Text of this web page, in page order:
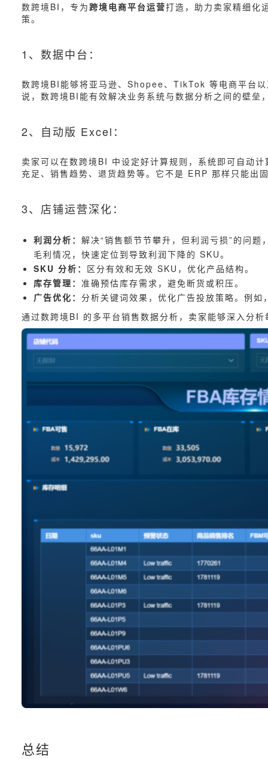
数跨境BI，专为跨境电商平台运营打造，助力卖家精细化
策。
1、数据中台：
数跨境BI能够将亚马逊、Shopee、TikTok 等电商平台
说，数跨境BI能有效解决业务系统与数据分析之间的壁垒
2、自动版 Excel：
卖家可以在数跨境BI 中设定好计算规则，系统即可自动
充足、销售趋势、退货趋势等。它不是 ERP 那样只能出
3、店铺运营深化：
利润分析： 解决“销售额节节攀升，但利润亏损”的问
毛利情况，快速定位到导致利润下降的 SKU。
SKU 分析： 区分有效和无效 SKU，优化产品结构。
库存管理： 准确预估库存需求，避免断货或积压。
广告优化： 分析关键词效果，优化广告投放策略。例
通过数跨境BI 的多平台销售数据分析，卖家能够深入分
总结